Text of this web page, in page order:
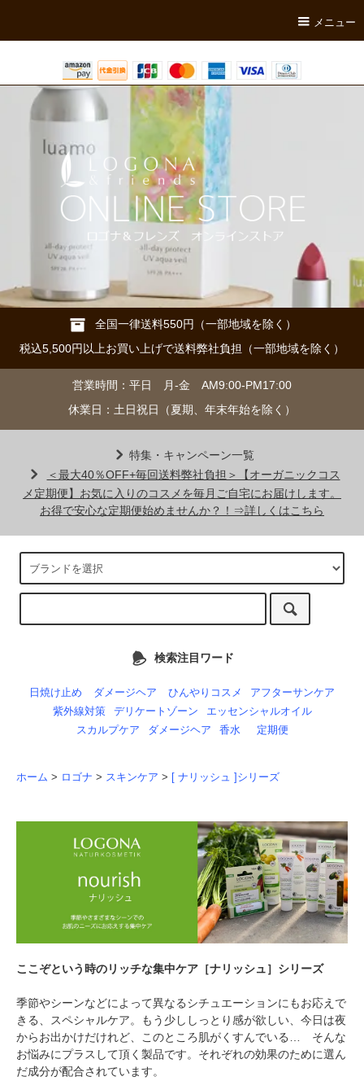
メニュー
全国一律送料550円（一部地域を除く）
税込5,500円以上お買い上げで送料弊社負担（一部地域を除く）
営業時間：平日 月-金 AM9:00-PM17:00
休業日：土日祝日（夏期、年末年始を除く）
特集・キャンペーン一覧
＜最大40％OFF+毎回送料弊社負担＞【オーガニックコス
メ定期便】お気に入りのコスメを毎月ご自宅にお届けします。
お得で安心な定期便始めませんか？！⇒詳しくはこちら
検索注目ワード
日焼け止め ダメージヘア ひんやりコスメ
アフターサンケア
紫外線対策
デリケートゾーン
エッセンシャルオイル
スカルプケア
ダメージヘア 香水 定期便
ホーム > ロゴナ > スキンケア > [ ナリッシュ ]シリーズ
ここぞという時のリッチな集中ケア［ナリッシュ］シリーズ
季節やシーンなどによって異なるシチュエーションにもお応えで
きる、スペシャルケア。もう少ししっとり感が欲しい、今日は夜
からお出かけだけれど、このところ肌がくすんでいる… そんな
お悩みにプラスして頂く製品です。それぞれの効果のために選ん
だ成分が配合されています。